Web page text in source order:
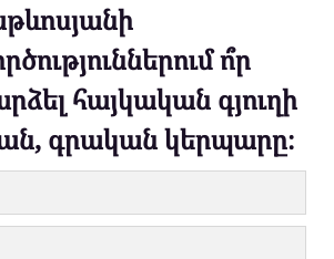
ո՞ր
հայկական գյուղի
գրական կերպարը։